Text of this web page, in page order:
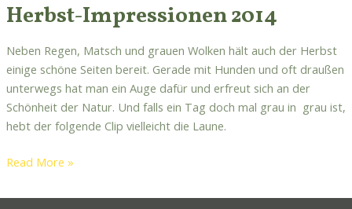
Herbst-Impressionen 2014
Neben Regen, Matsch und grauen Wolken hält auch der Herbst
einige schöne Seiten bereit. Gerade mit Hunden und oft draußen
unterwegs hat man ein Auge dafür und erfreut sich an der
Schönheit der Natur. Und falls ein Tag doch mal grau in grau ist,
hebt der folgende Clip vielleicht die Laune.
Read More »